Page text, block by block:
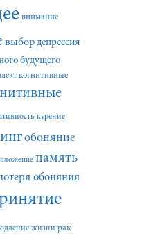
внимание
выбор депрессия
будущего
когнитивные
курение
обоняние
память
обоняния
жизни рак